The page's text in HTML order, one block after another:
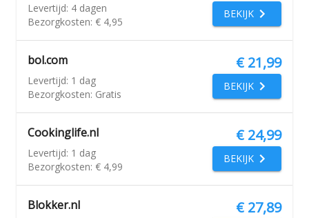
BEKIJK
Levertijd: 4 dagen
Bezorgkosten: € 4,95
bol.com € 21,99
BEKIJK
Levertijd: 1 dag
Bezorgkosten: Gratis
Cookinglife.nl € 24,99
BEKIJK
Levertijd: 1 dag
Bezorgkosten: € 4,99
Blokker.nl € 27,89